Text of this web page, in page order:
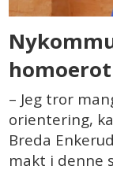
– Jeg tror
orientering,
Breda
makt i denne